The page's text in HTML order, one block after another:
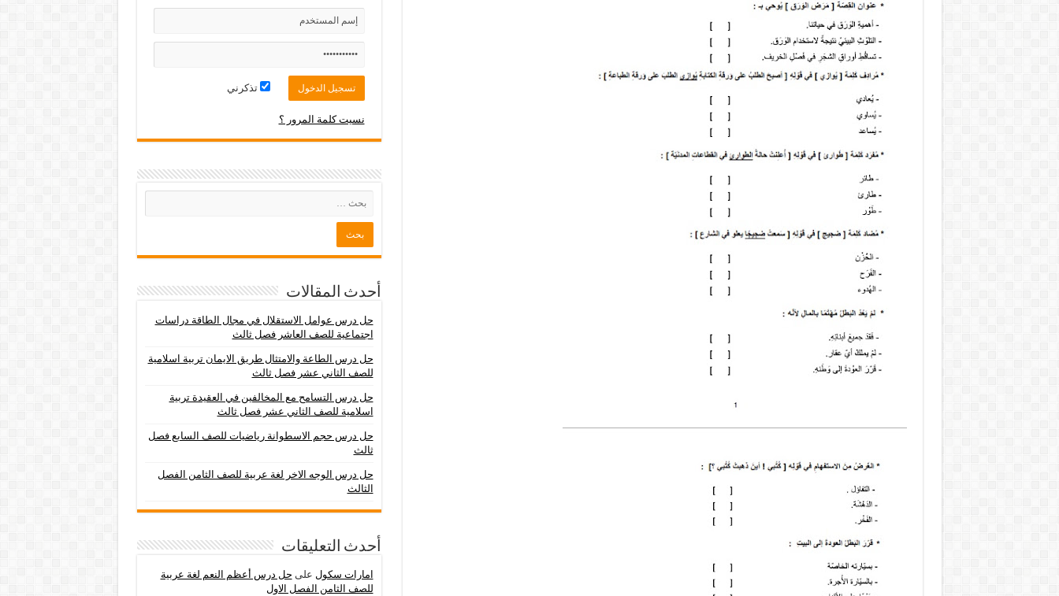
تذكرني
نسيت كلمة المرور ؟
أحدث المقالات
حل درس عوامل الاستقلال في مجال الطاقة دراسات
اجتماعية للصف العاشر فصل ثالث
حل درس الطاعة والامتثال طريق الايمان تربية اسلامية
للصف الثاني عشر فصل ثالث
حل درس التسامح مع المخالفين في العقيدة تربية
اسلامية للصف الثاني عشر فصل ثالث
حل درس حجم الاسطوانة رياضيات للصف السابع فصل
ثالث
حل درس الوجه الاخر لغة عربية للصف الثامن الفصل
الثالث
أحدث التعليقات
امارات سكول على حل درس أعظم النعم لغة عربية
للصف الثامن الفصل الاول